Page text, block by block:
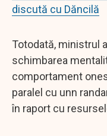
discută cu Dăncilă
Totodată, ministrul
schimbarea
comportament
paralel cu unn
în raport cu